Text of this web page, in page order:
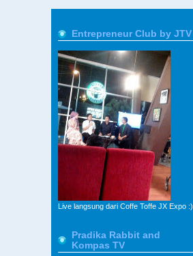
Entrepreneur Club by JTV
Live langsung dari Coffe Toffe JX Expo :)
Pradika Rabbit and
Kompas TV